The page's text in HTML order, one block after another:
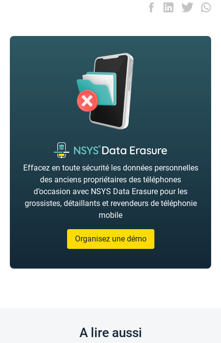
Effacez en toute sécurité les données personnelles
des anciens propriétaires des téléphones
d’occasion avec NSYS Data Erasure pour les
grossistes, détaillants et revendeurs de téléphonie
mobile
Organisez une démo
A lire aussi